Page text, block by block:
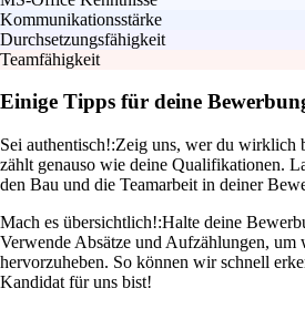
Kommunikationsstärke
Durchsetzungsfähigkeit
Teamfähigkeit
Einige Tipps für deine
Sei authentisch!:Zeig uns, wer du wirklich
zählt genauso wie deine Qualifikationen.
den Bau und die Teamarbeit in deiner
Mach es übersichtlich!:Halte deine
Verwende Absätze und Aufzählungen,
hervorzuheben. So können wir schnell
Kandidat für uns bist!